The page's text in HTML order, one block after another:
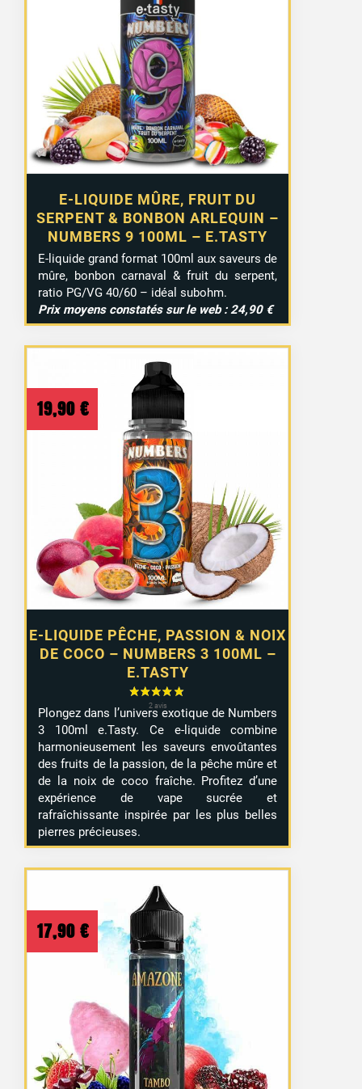
15 avis
E-LIQUIDE MÛRE, FRUIT DU
SERPENT & BONBON ARLEQUIN –
NUMBERS 9 100ML – E.TASTY
E-liquide grand format 100ml aux saveurs de
mûre, bonbon carnaval & fruit du serpent,
ratio PG/VG 40/60 – idéal subohm.
Prix moyens constatés sur le web : 24,90 €
E-LIQUIDE PÊCHE, PASSION & NOIX
DE COCO – NUMBERS 3 100ML –
E.TASTY
19,90 €
Plongez dans l’univers exotique de Numbers
3 100ml e.Tasty. Ce e-liquide combine
harmonieusement les saveurs envoûtantes
des fruits de la passion, de la pêche mûre et
de la noix de coco fraîche. Profitez d’une
expérience de vape sucrée et
rafraîchissante inspirée par les plus belles
pierres précieuses.
17,90 €